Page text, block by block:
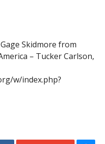
Skidmore from
– Tucker Carlson,
w/index.php?